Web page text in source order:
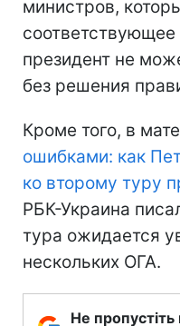
министров,
соответствующее
президент не
без решения
Кроме того, в
ошибками: как
ко второму туру
РБК-Украина
тура ожидается
нескольких ОГА.
Не пропустіть